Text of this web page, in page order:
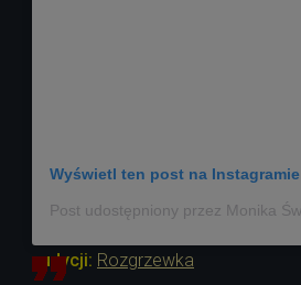
Wyświetl ten post na Instagramie
audycji: Rozgrzewka